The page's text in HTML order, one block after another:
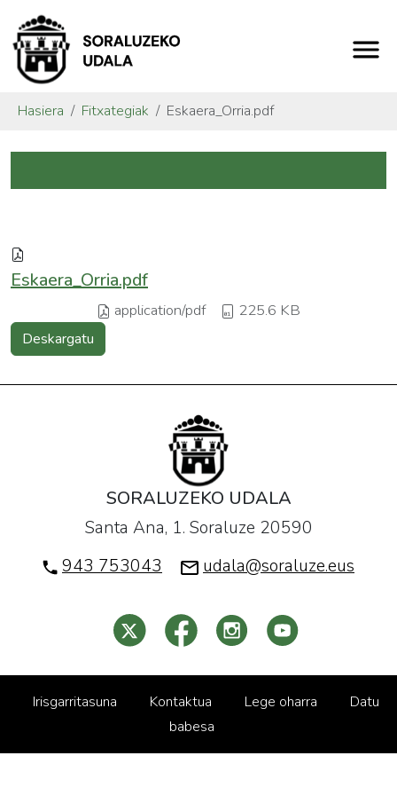
Hasiera Fitxategiak Eskaera_Orria.pdf
Eskaera_Orria.pdf
application/pdf 225.6 KB
Deskargatu
SORALUZEKO UDALA
Santa Ana, 1. Soraluze 20590
943 753043
udala@soraluze.eus
Irisgarritasuna Kontaktua Lege oharra
Datu
babesa